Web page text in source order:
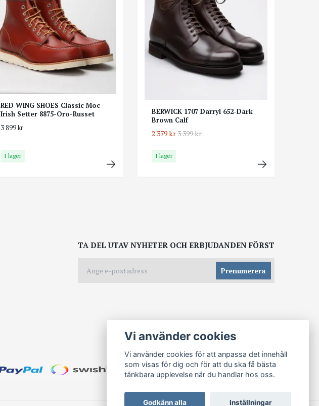
RED WING SHOES Classic Moc
Irish Setter 8875-Oro-Russet
3 899 kr
I lager
BERWICK 1707 Darryl 652-Dark
Brown Calf
2 379 kr3 399 kr
I lager
TA DEL UTAV NYHETER OCH ERBJUDANDEN FÖRST
Prenumerera
Vi använder cookies
Vi använder cookies för att anpassa det innehåll
som visas för dig och för att du ska få bästa
tänkbara upplevelse när du handlar hos oss.
Godkänn alla Inställningar